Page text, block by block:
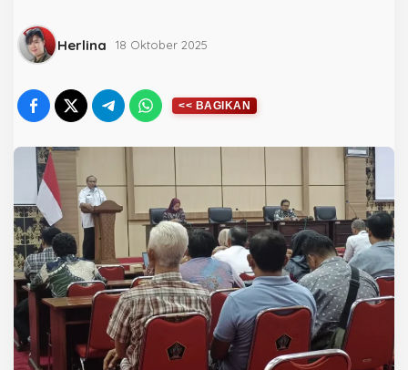
Herlina 18 Oktober 2025